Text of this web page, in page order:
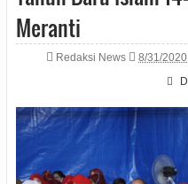
Meranti
Redaksi News 8/31/